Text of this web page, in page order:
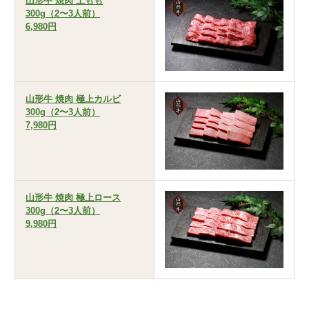
300g（2〜3人前）
6,980円
山形牛 焼肉 極上カルビ
300g（2〜3人前）
7,980円
山形牛 焼肉 極上ロース
300g（2〜3人前）
9,980円